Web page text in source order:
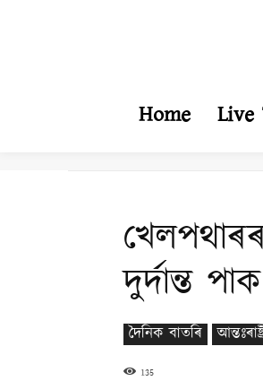
Home Live
দুৰ্দান্ত
দৈনিক বাতৰি
135